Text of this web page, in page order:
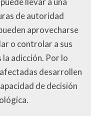
de autoridad
aprovecharse
o controlar a sus
la adicción. Por lo
desarrollen
de decisión